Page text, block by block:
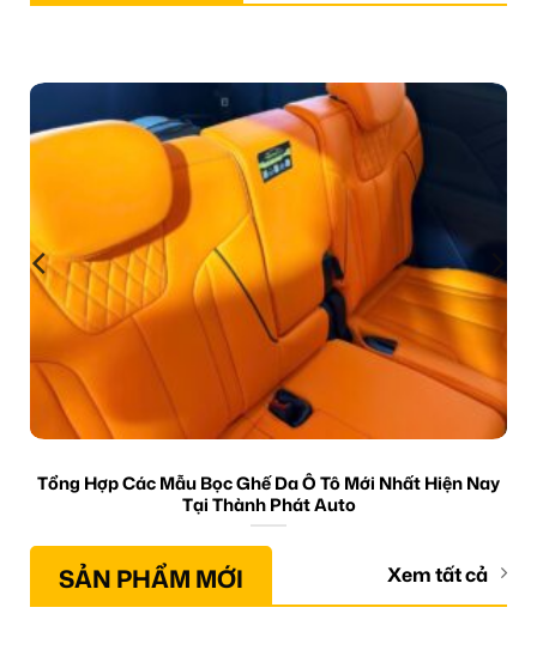
Tổng Hợp Các Mẫu Bọc Ghế Da Ô Tô Mới Nhất Hiện Nay
Tại Thành Phát Auto
SẢN PHẨM MỚI Xem tất cả